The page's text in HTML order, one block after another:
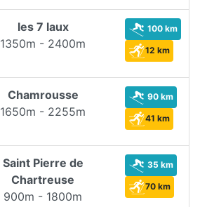
les 7 laux
1350m - 2400m
100 km
12 km
Chamrousse
1650m - 2255m
90 km
41 km
Saint Pierre de
Chartreuse
900m - 1800m
35 km
70 km